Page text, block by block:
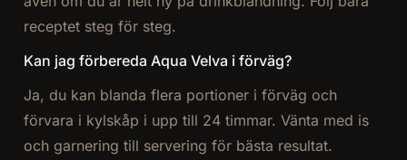
receptet steg för steg.
Kan jag förbereda Aqua Velva i förväg?
Ja, du kan blanda flera portioner i förväg och
förvara i kylskåp i upp till 24 timmar. Vänta med is
och garnering till servering för bästa resultat.